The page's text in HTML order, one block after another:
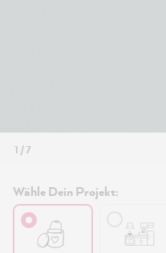
1 / 7
Wähle Dein Projekt: